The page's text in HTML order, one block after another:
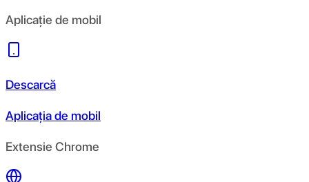
Aplicație de mobil
Descarcă
Aplicația de mobil
Extensie Chrome